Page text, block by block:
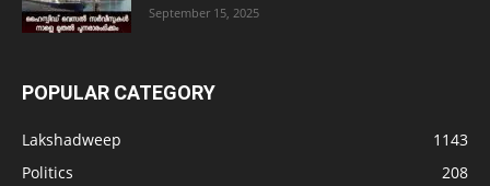
September 15, 2025
POPULAR CATEGORY
Lakshadweep
1143
Politics
208